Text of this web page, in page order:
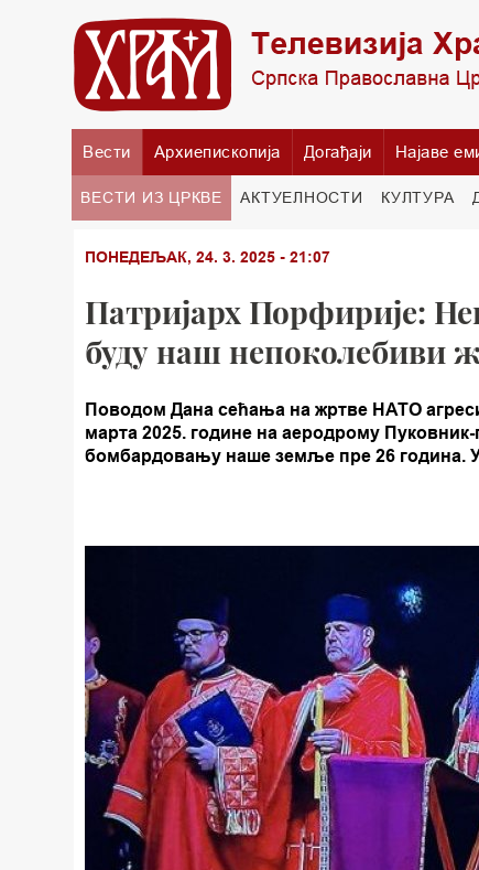
Вести Архиепископија Догађаји Најаве
ВЕСТИ ИЗ ЦРКВЕ АКТУЕЛНОСТИ КУЛТУРА
ПОНЕДЕЉАК, 24. 3. 2025 - 21:07
Патријарх Порфирије:
буду наш непоколебиви
Поводом Дана сећања на жртве НАТО
марта 2025. године на аеродрому
бомбардовању наше земље пре 26 година.